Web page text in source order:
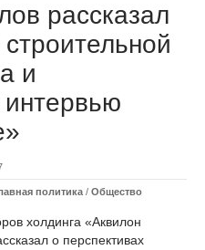
рассказал
и
интервью
политика / Общество
холдинга «Аквилон
о перспективах